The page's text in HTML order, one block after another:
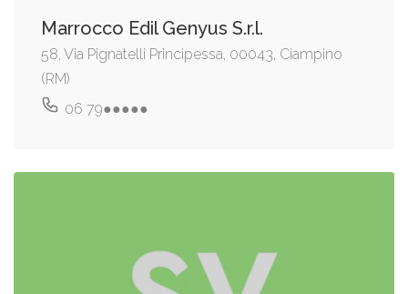
Marrocco Edil Genyus S.r.l.
58, Via Pignatelli Principessa, 00043, Ciampino
(RM)
06 79●●●●●